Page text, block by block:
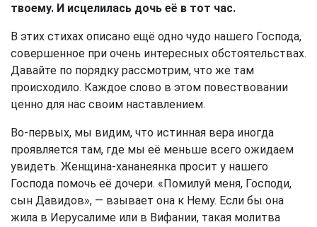
твоему. И исцелилась дочь её в тот час.
В этих стихах описано ещё одно чудо нашего Господа,
совершенное при очень интересных обстоятельствах.
Давайте по порядку рассмотрим, что же там
происходило. Каждое слово в этом повествовании
ценно для нас своим наставлением.
Во-первых, мы видим, что истинная вера иногда
проявляется там, где мы её меньше всего ожидаем
увидеть. Женщина-хананеянка просит у нашего
Господа помочь её дочери. «Помилуй меня, Господи,
сын Давидов», — взывает она к Нему. Если бы она
жила в Иерусалиме или в Вифании, такая молитва